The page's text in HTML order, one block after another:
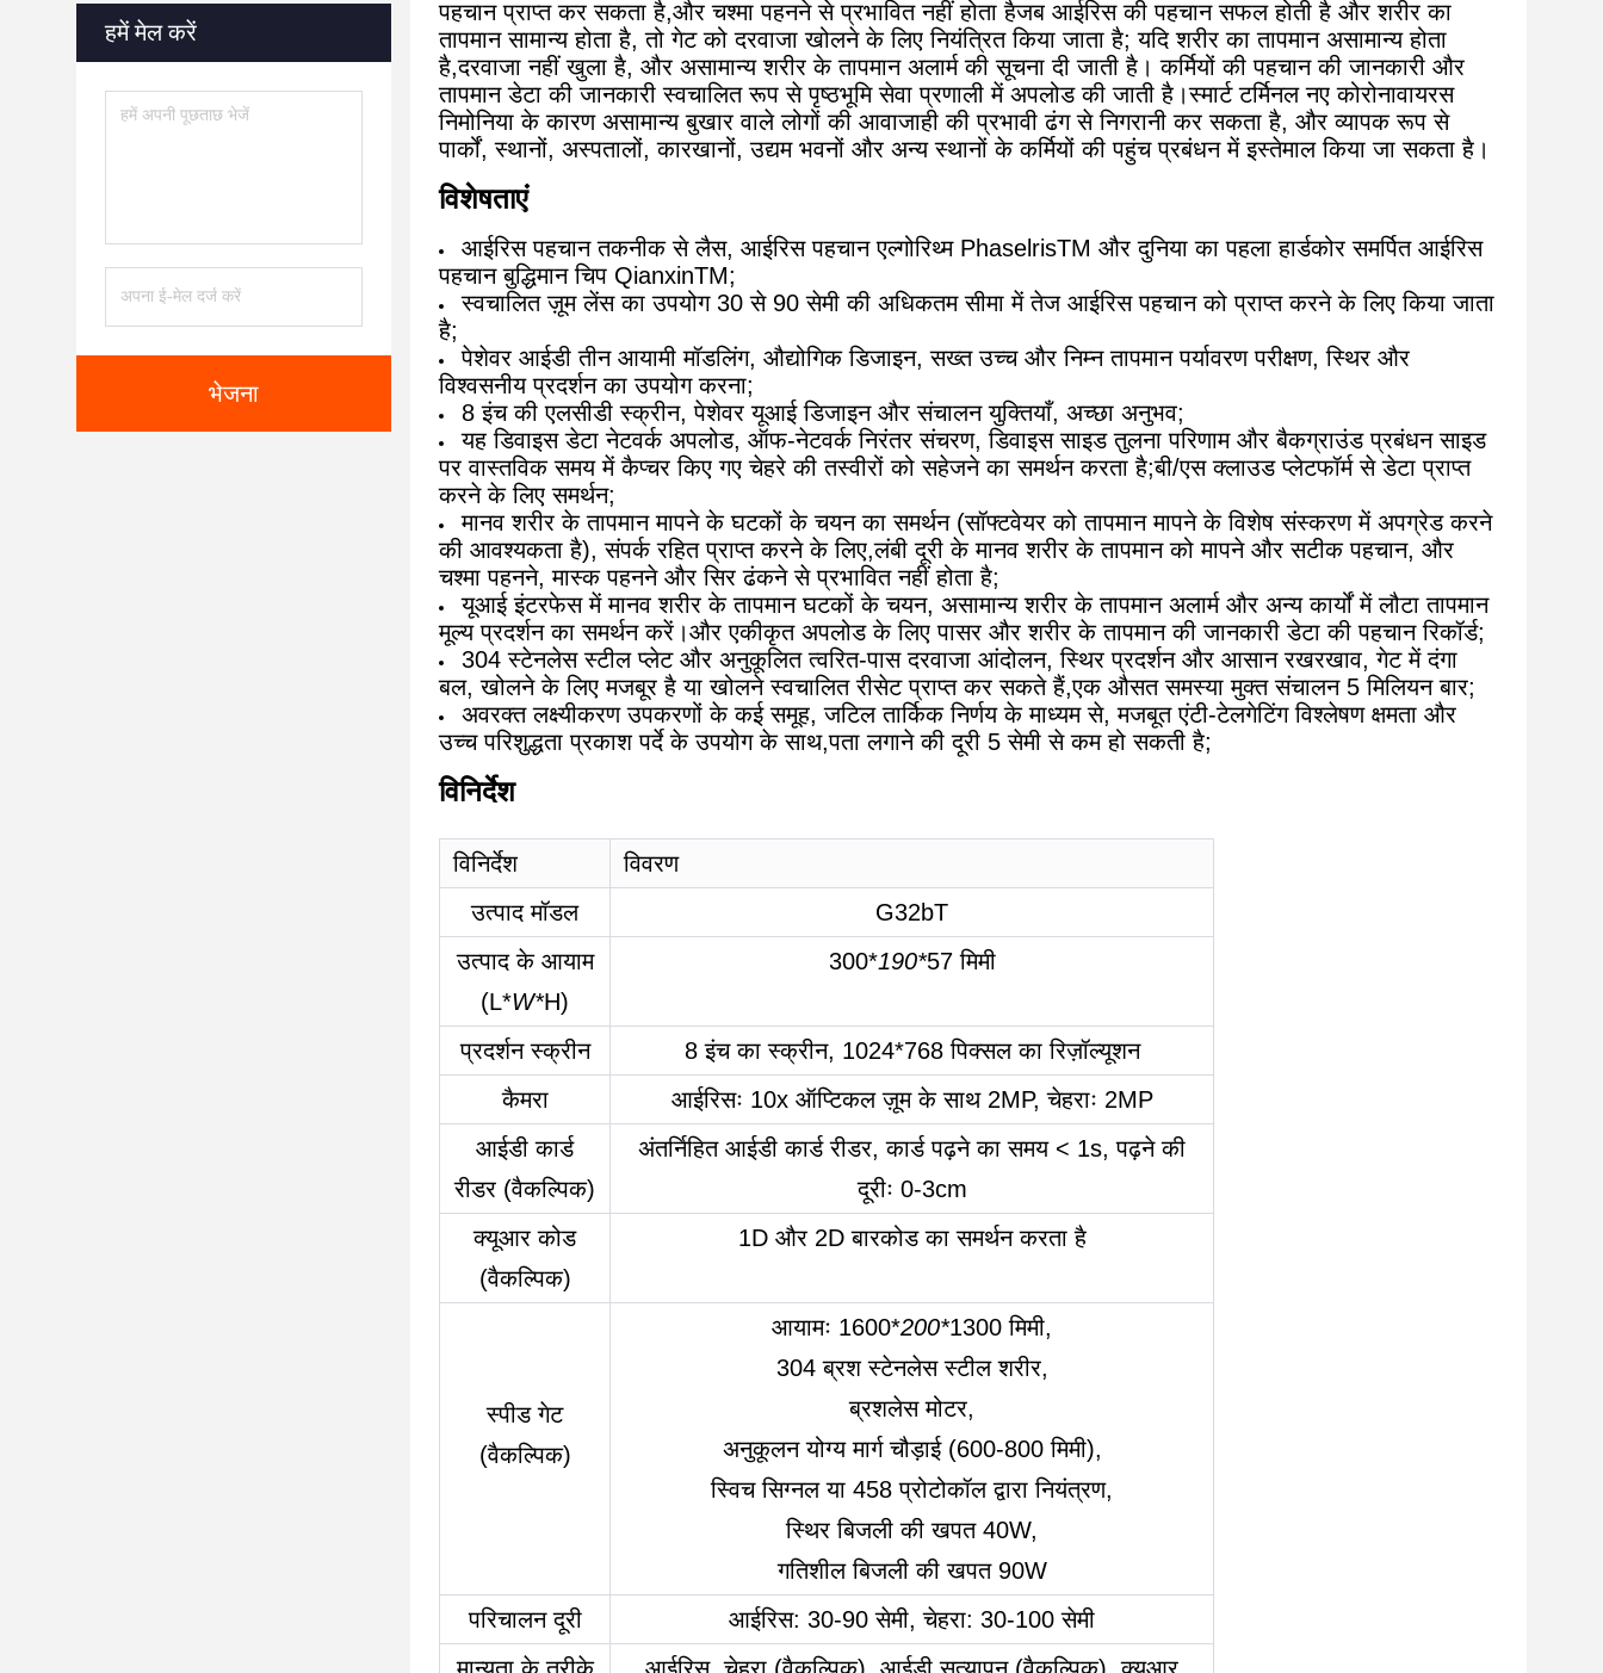
हमें मेल करें
भेजना
पहचान प्राप्त कर सकता है,और चश्मा पहनने से प्रभावित नहीं होता हैजब आईरिस की पहचान सफल होती है और शरीर का
तापमान सामान्य होता है, तो गेट को दरवाजा खोलने के लिए नियंत्रित किया जाता है; यदि शरीर का तापमान असामान्य होता
है,दरवाजा नहीं खुला है, और असामान्य शरीर के तापमान अलार्म की सूचना दी जाती है। कर्मियों की पहचान की जानकारी और
तापमान डेटा की जानकारी स्वचालित रूप से पृष्ठभूमि सेवा प्रणाली में अपलोड की जाती है।स्मार्ट टर्मिनल नए कोरोनावायरस
निमोनिया के कारण असामान्य बुखार वाले लोगों की आवाजाही की प्रभावी ढंग से निगरानी कर सकता है, और व्यापक रूप से
पार्कों, स्थानों, अस्पतालों, कारखानों, उद्यम भवनों और अन्य स्थानों के कर्मियों की पहुंच प्रबंधन में इस्तेमाल किया जा सकता है।
विशेषताएं
आईरिस पहचान तकनीक से लैस, आईरिस पहचान एल्गोरिथ्म PhaselrisTM और दुनिया का पहला हार्डकोर समर्पित आईरिस
पहचान बुद्धिमान चिप QianxinTM;
स्वचालित ज़ूम लेंस का उपयोग 30 से 90 सेमी की अधिकतम सीमा में तेज आईरिस पहचान को प्राप्त करने के लिए किया जाता
है;
पेशेवर आईडी तीन आयामी मॉडलिंग, औद्योगिक डिजाइन, सख्त उच्च और निम्न तापमान पर्यावरण परीक्षण, स्थिर और
विश्वसनीय प्रदर्शन का उपयोग करना;
8 इंच की एलसीडी स्क्रीन, पेशेवर यूआई डिजाइन और संचालन युक्तियाँ, अच्छा अनुभव;
यह डिवाइस डेटा नेटवर्क अपलोड, ऑफ-नेटवर्क निरंतर संचरण, डिवाइस साइड तुलना परिणाम और बैकग्राउंड प्रबंधन साइड
पर वास्तविक समय में कैप्चर किए गए चेहरे की तस्वीरों को सहेजने का समर्थन करता है;बी/एस क्लाउड प्लेटफॉर्म से डेटा प्राप्त
करने के लिए समर्थन;
मानव शरीर के तापमान मापने के घटकों के चयन का समर्थन (सॉफ्टवेयर को तापमान मापने के विशेष संस्करण में अपग्रेड करने
की आवश्यकता है), संपर्क रहित प्राप्त करने के लिए,लंबी दूरी के मानव शरीर के तापमान को मापने और सटीक पहचान, और
चश्मा पहनने, मास्क पहनने और सिर ढंकने से प्रभावित नहीं होता है;
यूआई इंटरफेस में मानव शरीर के तापमान घटकों के चयन, असामान्य शरीर के तापमान अलार्म और अन्य कार्यों में लौटा तापमान
मूल्य प्रदर्शन का समर्थन करें।और एकीकृत अपलोड के लिए पासर और शरीर के तापमान की जानकारी डेटा की पहचान रिकॉर्ड;
304 स्टेनलेस स्टील प्लेट और अनुकूलित त्वरित-पास दरवाजा आंदोलन, स्थिर प्रदर्शन और आसान रखरखाव, गेट में दंगा
बल, खोलने के लिए मजबूर है या खोलने स्वचालित रीसेट प्राप्त कर सकते हैं,एक औसत समस्या मुक्त संचालन 5 मिलियन बार;
अवरक्त लक्ष्यीकरण उपकरणों के कई समूह, जटिल तार्किक निर्णय के माध्यम से, मजबूत एंटी-टेलगेटिंग विश्लेषण क्षमता और
उच्च परिशुद्धता प्रकाश पर्दे के उपयोग के साथ,पता लगाने की दूरी 5 सेमी से कम हो सकती है;
विनिर्देश
विनिर्देश
विवरण
उत्पाद मॉडल
G32bT
उत्पाद के आयाम
(L*W*H)
300*190*57 मिमी
प्रदर्शन स्क्रीन
8 इंच का स्क्रीन, 1024*768 पिक्सल का रिज़ॉल्यूशन
कैमरा
आईरिसः 10x ऑप्टिकल ज़ूम के साथ 2MP, चेहराः 2MP
आईडी कार्ड
रीडर (वैकल्पिक)
अंतर्निहित आईडी कार्ड रीडर, कार्ड पढ़ने का समय < 1s, पढ़ने की
दूरीः 0-3cm
क्यूआर कोड
(वैकल्पिक)
1D और 2D बारकोड का समर्थन करता है
स्पीड गेट
(वैकल्पिक)
आयामः 1600*200*1300 मिमी,
304 ब्रश स्टेनलेस स्टील शरीर,
ब्रशलेस मोटर,
अनुकूलन योग्य मार्ग चौड़ाई (600-800 मिमी),
स्विच सिग्नल या 458 प्रोटोकॉल द्वारा नियंत्रण,
स्थिर बिजली की खपत 40W,
गतिशील बिजली की खपत 90W
परिचालन दूरी
आईरिस: 30-90 सेमी, चेहरा: 30-100 सेमी
मान्यता के तरीके
आईरिस, चेहरा (वैकल्पिक), आईडी सत्यापन (वैकल्पिक), क्यूआर